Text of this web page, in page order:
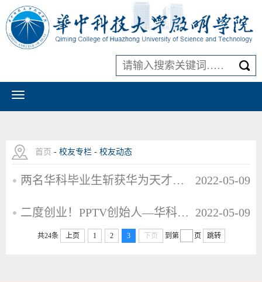
首页 - 校友专栏 - 校友动态
两名华科毕业生斩获华为天才少年offer，年薪双双过百万！ 2022-05-09
二度创业！PPTV创始人—华科男姚欣PPIO边缘云获多家机构千万美元融资 2022-05-09
共24条 上页 1 2 3 下页 到第 页 跳转